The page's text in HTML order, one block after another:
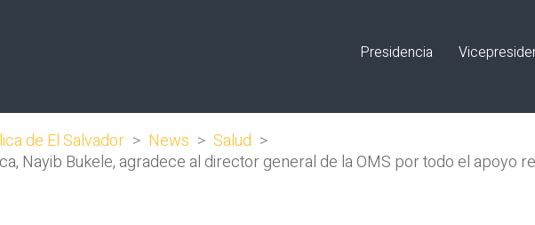
Presidencia
de El Salvador > News > Salud >
Nayib Bukele, agradece al director general de la OMS por todo el apoyo